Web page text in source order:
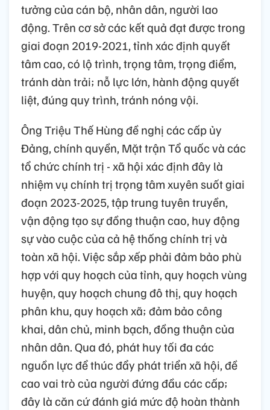
tưởng của cán bộ, nhân dân, người lao
động. Trên cơ sở các kết quả đạt được trong
giai đoạn 2019-2021, tỉnh xác định quyết
tâm cao, có lộ trình, trọng tâm, trọng điểm,
tránh dàn trải; nỗ lực lớn, hành động quyết
liệt, đúng quy trình, tránh nóng vội.
Ông Triệu Thế Hùng đề nghị các cấp ủy
Đảng, chính quyền, Mặt trận Tổ quốc và các
tổ chức chính trị - xã hội xác định đây là
nhiệm vụ chính trị trọng tâm xuyên suốt giai
đoạn 2023-2025, tập trung tuyên truyền,
vận động tạo sự đồng thuận cao, huy động
sự vào cuộc của cả hệ thống chính trị và
toàn xã hội. Việc sắp xếp phải đảm bảo phù
hợp với quy hoạch của tỉnh, quy hoạch vùng
huyện, quy hoạch chung đô thị, quy hoạch
phân khu, quy hoạch xã; đảm bảo công
khai, dân chủ, minh bạch, đồng thuận của
nhân dân. Qua đó, phát huy tối đa các
nguồn lực để thúc đẩy phát triển xã hội, đề
cao vai trò của người đứng đầu các cấp;
đây là căn cứ đánh giá mức độ hoàn thành